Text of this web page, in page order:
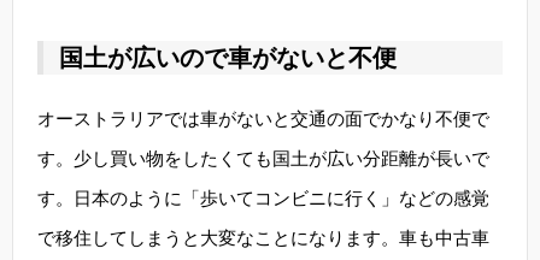
国土が広いので車がないと不便
オーストラリアでは車がないと交通の面でかなり不便で
す。少し買い物をしたくても国土が広い分距離が長いで
す。日本のように「歩いてコンビニに行く」などの感覚
で移住してしまうと大変なことになります。車も中古車